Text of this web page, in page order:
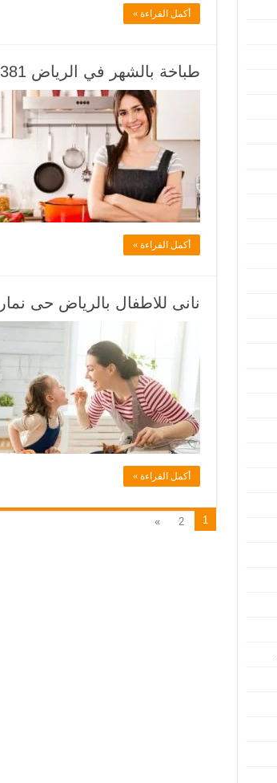
أكمل القراءة »
طباخة بالشهر في الرياض 0541976381
أكمل القراءة »
نانى للاطفال بالرياض حى نمار 0541976381
أكمل القراءة »
1
2
»